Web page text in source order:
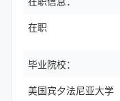
在职
毕业院校：
美国宾夕法尼亚大学